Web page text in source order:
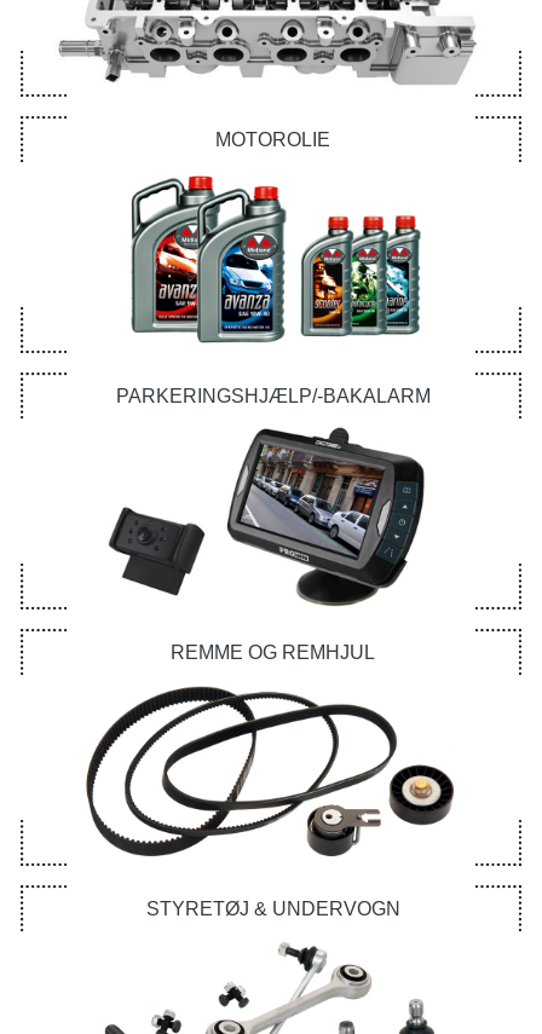
MOTOROLIE
PARKERINGSHJÆLP/-BAKALARM
REMME OG REMHJUL
STYRETØJ & UNDERVOGN